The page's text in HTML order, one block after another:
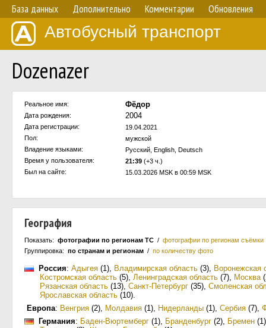
База данных Дополнительно Комментарии Обновления
Автобусный транспорт
Dozenazer
Реальное имя: Фёдор
Дата рождения: 2004
Дата регистрации:
19.04.2021
Пол:
мужской
Владение языками:
Русский, English, Deutsch
Время у пользователя:
21:39 (+3 ч.)
Был на сайте:
15.03.2026 MSK в 00:59 MSK
География
Показать: фотографии по регионам ТС / фотографии по регионам съёмки
Группировка: по странам и регионам / по количеству фото
Россия: Адыгея (1), Владимирская область (3), Воронежская
Костромская область (5), Ленинградская область (7), Москва
Рязанская область (13), Санкт-Петербург (35), Смоленская
Ярославская область (10).
Европа: Венгрия (2), Молдавия (1), Нидерланды (1), Сербия (7),
Германия: Баден-Вюртемберг (1), Бранденбург (2), Бремен (1)